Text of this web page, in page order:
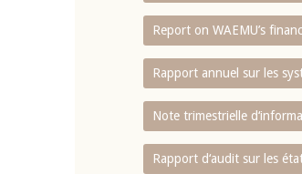
Report on WAEMU’s
Rapport annuel sur les
Note trimestrielle
Rapport d‘audit sur les